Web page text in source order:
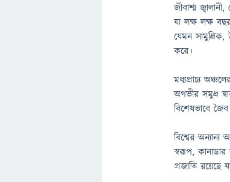
জীবাশ্ম
যা লক্ষ লক্ষ
যেমন
করে।
মধ্যপ্রাচ্য
অগভীর সমুদ্র
বিশেষভাবে
বিশ্বের
স্বরূপ, কানাডার
প্রজাতি রয়েছে